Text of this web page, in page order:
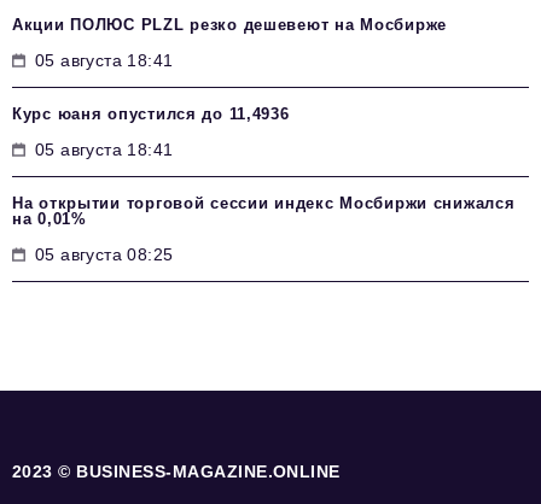
Акции ПОЛЮС PLZL резко дешевеют на Мосбирже
05 августа 18:41
Курс юаня опустился до 11,4936
05 августа 18:41
На открытии торговой сессии индекс Мосбиржи снижался
на 0,01%
05 августа 08:25
2023 © BUSINESS-MAGAZINE.ONLINE